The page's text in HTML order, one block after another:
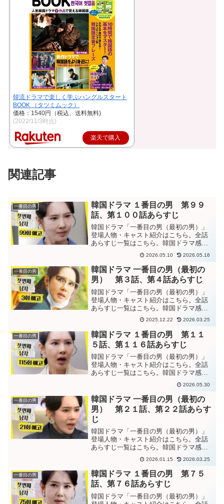
韓流ドラマで楽しく学ぶハングルスタート
BOOK （タツミムック）
価格：1540円（税込、送料無料)
(2022/11/3時点)
楽天で購入
関連記事
一番目の男
韓国ドラマ １番目の男 第９９
話、第１００話あらすじ
韓国ドラマ「一番目の男（最初の男）」
登場人物・キャスト紹介はこちら。全話
あらすじ一覧はこちら。韓国ドラマ感想
ブログはこちら。から。韓国ドラマ「一
番目の男」第９９話あらすじジュノが息
子だと分かったのは最近だと、怒るマ会
長に釈明するファヨン。自...
2026.05.10 2026.05.16
一番目の男
韓国ドラマ 一番目の男（最初の
男） 第３話、第４話あらすじ
韓国ドラマ「一番目の男（最初の男）」
登場人物・キャスト紹介はこちら。全話
あらすじ一覧はこちら。韓国ドラマ感想
ブログはこちら。から。韓国ドラマ「一
番目の男（最初の男）」第３話あらすじ
スクヒの産んだ子供が双子で、それも娘
だと分かって困惑するファ...
2025.12.22 2026.03.25
一番目の男
韓国ドラマ １番目の男 第１１
５話、第１１６話あらすじ
韓国ドラマ「一番目の男（最初の男）」
登場人物・キャスト紹介はこちら。全話
あらすじ一覧はこちら。韓国ドラマ感想
ブログはこちら。から。韓国ドラマ「一
番目の男」第１１５話あらすじ スクヒを
使ってマ会長が倒れるようにファヨンが
画策していたことが分か...
2026.05.30
一番目の男
韓国ドラマ 一番目の男（最初の
男） 第２１話、第２２話あらす
じ
韓国ドラマ「一番目の男（最初の男）」
登場人物・キャスト紹介はこちら。全話
あらすじ一覧はこちら。韓国ドラマ感想
ブログはこちら。から。韓国ドラマ「一
番目の男（最初の男）」第２１話あらす
じその車載カメラの持ち主の証言から、
その映像に映る”顔に傷が...
2026.01.15 2026.03.25
一番目の男
韓国ドラマ １番目の男 第７５
話、第７６話あらすじ
韓国ドラマ「一番目の男（最初の男）」